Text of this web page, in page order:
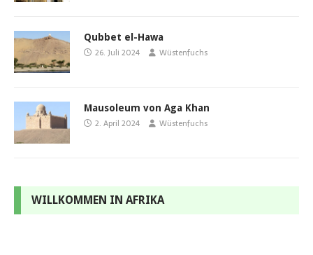
Qubbet el-Hawa
26. Juli 2024 Wüstenfuchs
Mausoleum von Aga Khan
2. April 2024 Wüstenfuchs
WILLKOMMEN IN AFRIKA